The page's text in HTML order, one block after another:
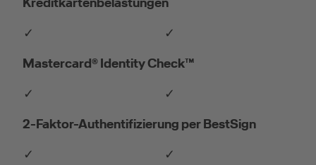
✓
✓
Mastercard® Identity Check™
✓
✓
2-Faktor-Authentifizierung per BestSign
✓
✓